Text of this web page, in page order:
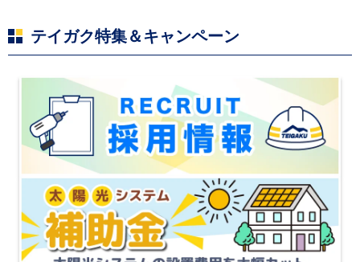
テイガク特集＆キャンペーン